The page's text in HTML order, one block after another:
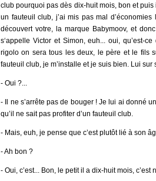
club pourquoi pas dès dix-huit mois, bon et
un fauteuil club, j’ai mis pas mal
découvert votre, la marque Babymoov, et
s‘appelle Victor et Simon, euh... oui, qu’est-
rigolo on sera tous les deux, le père et le fils
fauteuil club, je m’installe et je suis bien. Lui
- Oui ?...
- Il ne s’arrête pas de bouger ! Je lui ai donné
qu’il ne sait pas profiter d’un fauteuil club.
- Mais, euh, je pense que c’est plutôt lié à son
- Ah bon ?
- Oui, c’est... Bon, le petit il a dix-huit mois,